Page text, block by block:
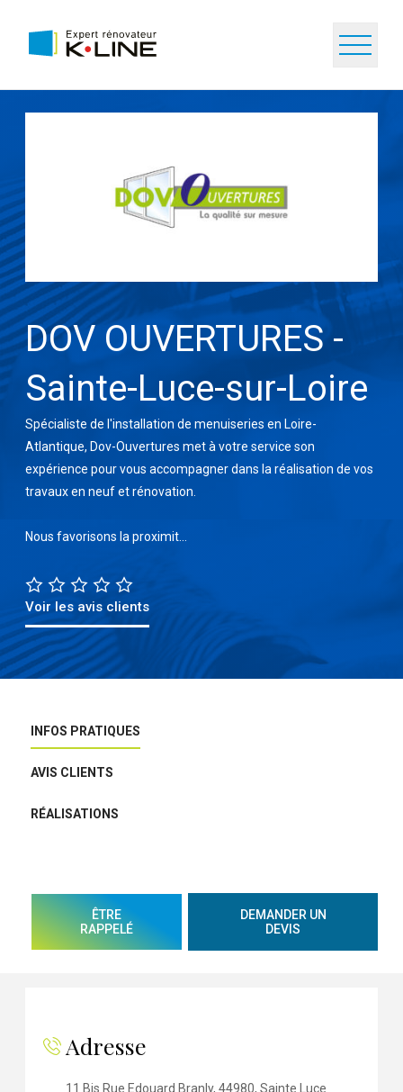
DOV OUVERTURES -
Sainte-Luce-sur-Loire
Spécialiste de l'installation de menuiseries en Loire-
Atlantique, Dov-Ouvertures met à votre service son
expérience pour vous accompagner dans la réalisation de vos
travaux en neuf et rénovation.
Nous favorisons la proximit...
Voir les avis clients
INFOS PRATIQUES
AVIS CLIENTS
RÉALISATIONS
ÊTRE
RAPPELÉ
DEMANDER UN
DEVIS
Adresse
11 Bis Rue Edouard Branly, 44980, Sainte Luce